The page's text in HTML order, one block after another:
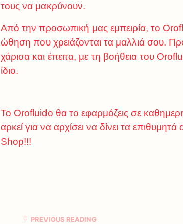
τους να μακρύνουν.
Από την προσωπική μας εμπειρία, το
ώθηση που χρειάζονται τα μαλλιά σου.
χάρισα και έπειτα, με τη βοήθεια του
ίδιο.
Το Orofluido θα το εφαρμόζεις σε
αρκεί για να αρχίσει να δίνει τα
Shop!!!
PREVIOUS READING